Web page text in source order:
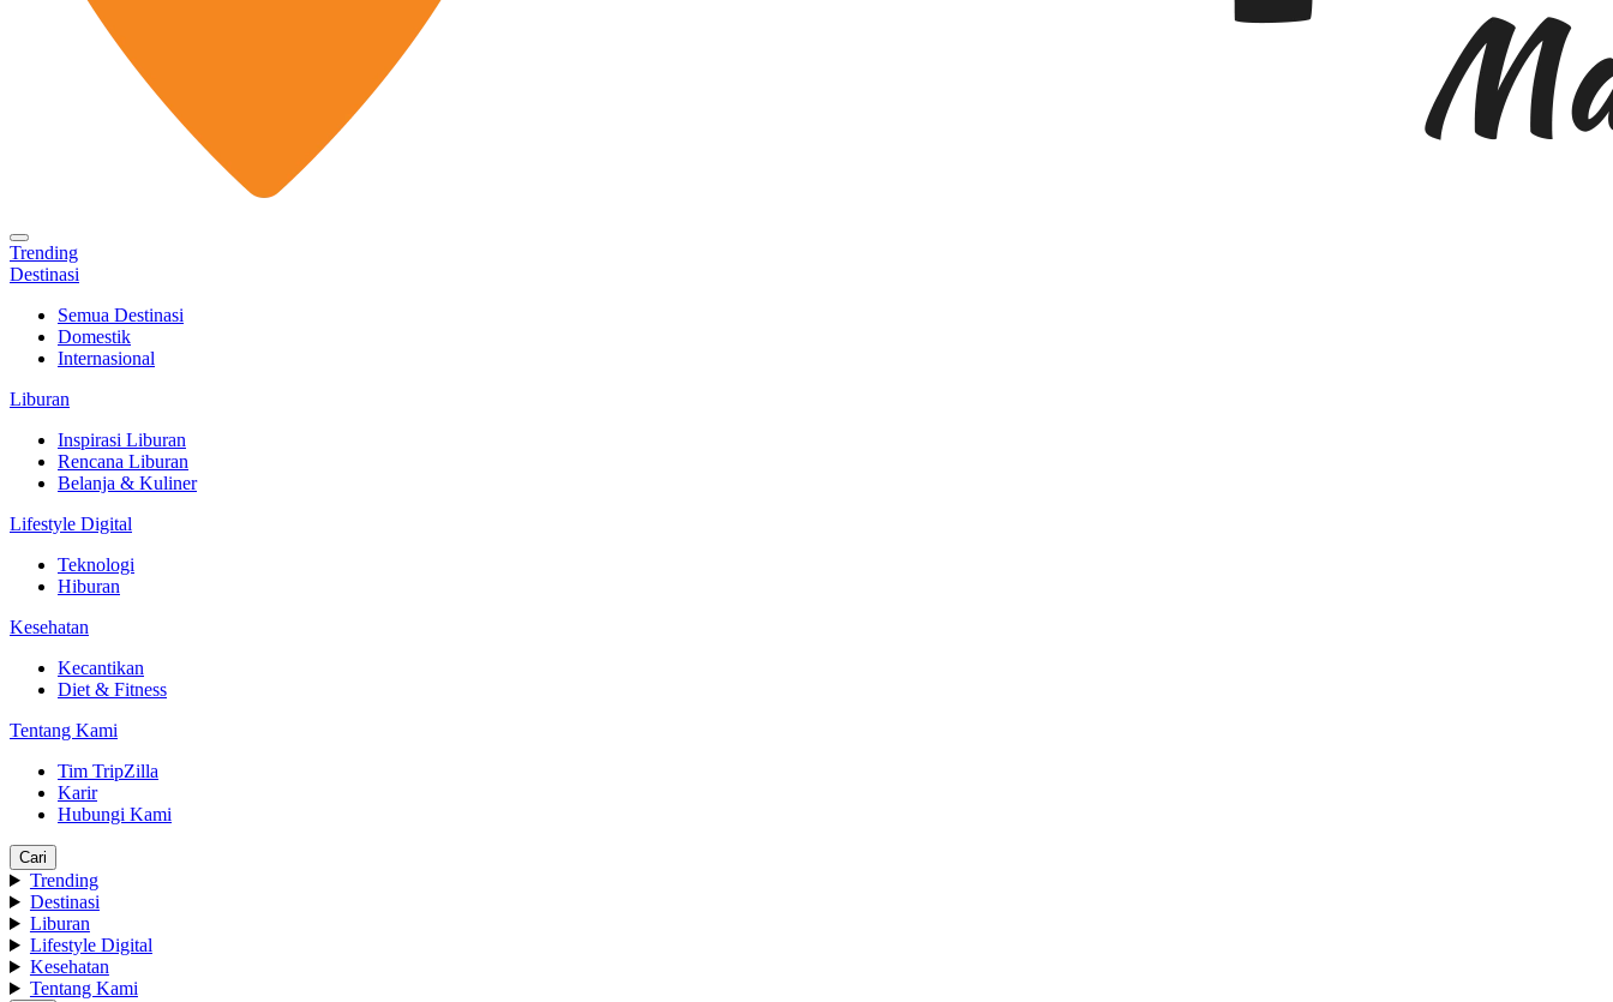
Trending
Destinasi
Semua Destinasi
Domestik
Internasional
Liburan
Inspirasi Liburan
Rencana Liburan
Belanja & Kuliner
Lifestyle Digital
Teknologi
Hiburan
Kesehatan
Kecantikan
Diet & Fitness
Tentang Kami
Tim TripZilla
Karir
Hubungi Kami
Cari
Trending
Destinasi
Liburan
Lifestyle Digital
Kesehatan
Tentang Kami